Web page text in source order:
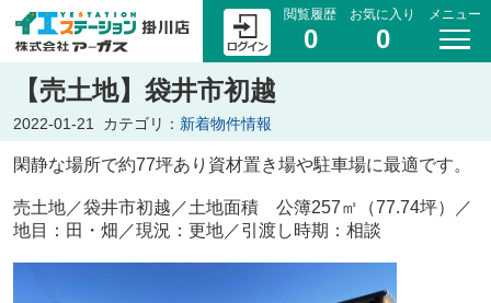
閲覧履歴
0
お気に入り
0
メニュー
【売土地】袋井市初越
2022-01-21 カテゴリ： 新着物件情報
閑静な場所で約77坪あり資材置き場や駐車場に最適です。
売土地／袋井市初越／土地面積 公簿257㎡（77.74坪）／
地目：田・畑／現況：更地／引渡し時期：相談